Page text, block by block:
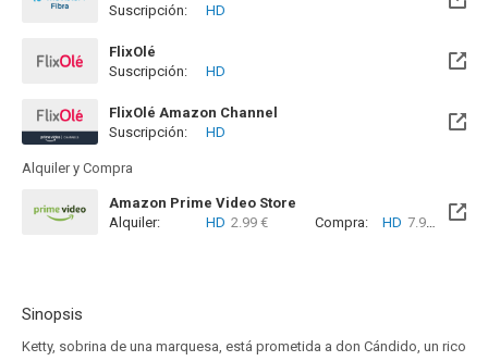
Disponible hasta el Vie, 01 Ene 2100 (Quedan 73 años)
Suscripción: HD
FlixOlé
Suscripción:
HD
FlixOlé Amazon Channel
Suscripción:
HD
Alquiler y Compra
Amazon Prime Video Store
Alquiler:
HD 2.99 € Compra: HD 7.99 €
Sinopsis
Ketty, sobrina de una marquesa, está prometida a don Cándido, un rico